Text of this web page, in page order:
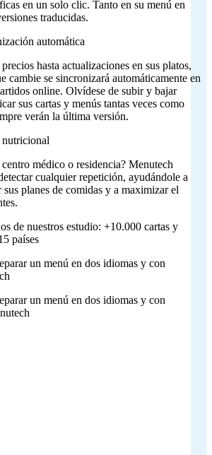
en un solo clic. Tanto en su menú en
traducidas.
automática
hasta actualizaciones en sus platos,
cambie se sincronizará automáticamente en
online. Olvídese de subir y bajar
sus cartas y menús tantas veces como
verán la última versión.
médico o residencia? Menutech
cualquier repetición, ayudándole a
planes de comidas y a maximizar el
de nuestros estudio: +10.000 cartas y
países
un menú en dos idiomas y con
un menú en dos idiomas y con